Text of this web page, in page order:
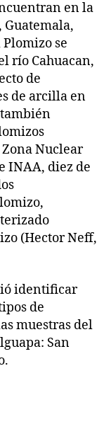
en la
se
río Cahuacan,
de
de arcilla en
también
Nuclear
INAA, diez de
(Hector Neff,
identificar
de
muestras del
San